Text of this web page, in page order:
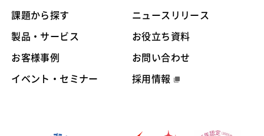
課題から探す
製品・サービス
お客様事例
イベント・セミナー
ニュースリリース
お役立ち資料
お問い合わせ
採用情報